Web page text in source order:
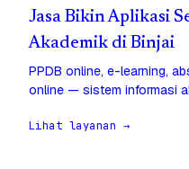
Jasa Bikin Aplikasi
Akademik di Binjai
PPDB online, e-learning,
online — sistem informasi
Lihat layanan →